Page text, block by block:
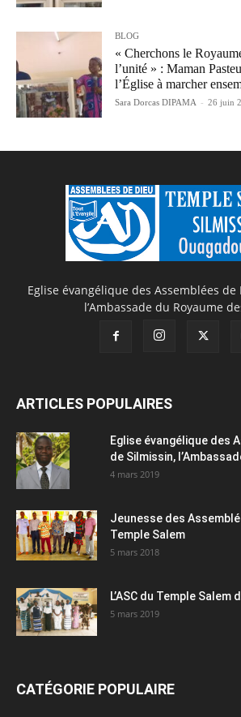
BLOG
« Cherchons le
l’unité » : Maman
l’Église à marcher
Sara Dorcas DIPAMA - 26 juin
Eglise évangélique des Assemblées
l’Ambassade du Royaume
ARTICLES POPULAIRES
Eglise évangélique des
de Silmissin,
4 mars 2019
Jeunesse des
Temple Salem
5 mars 2018
L’ASC du Temple Salem
5 mars 2019
CATÉGORIE POPULAIRE